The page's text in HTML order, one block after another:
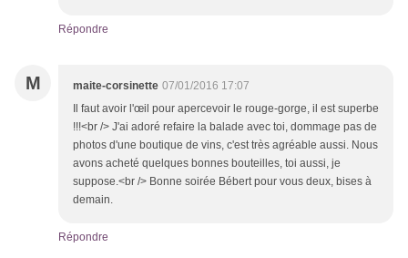
Répondre
M maite-corsinette 07/01/2016 17:07
Il faut avoir l'œil pour apercevoir le rouge-gorge, il est superbe
!!!<br /> J'ai adoré refaire la balade avec toi, dommage pas de
photos d'une boutique de vins, c'est très agréable aussi. Nous
avons acheté quelques bonnes bouteilles, toi aussi, je
suppose.<br /> Bonne soirée Bébert pour vous deux, bises à
demain.
Répondre